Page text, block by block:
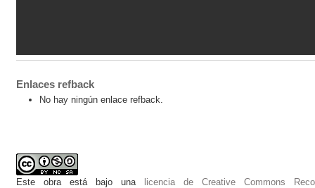
Enlaces refback
No hay ningún enlace refback.
Este obra está bajo una
licencia de Creative Commons